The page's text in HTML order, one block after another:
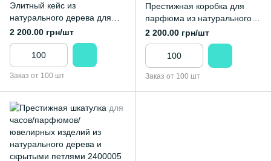
Элитный кейс из
натурального дерева для
парфюма с металлическим
замком, кожаной крышкой и
бархатной обшивкой
2 200.00 грн/шт
Заказ от 100 шт
Престижная коробка для
парфюма из натурального
дерева с металлическим
замком и бархатной
обшивкой
2 200.00 грн/шт
Заказ от 100 шт